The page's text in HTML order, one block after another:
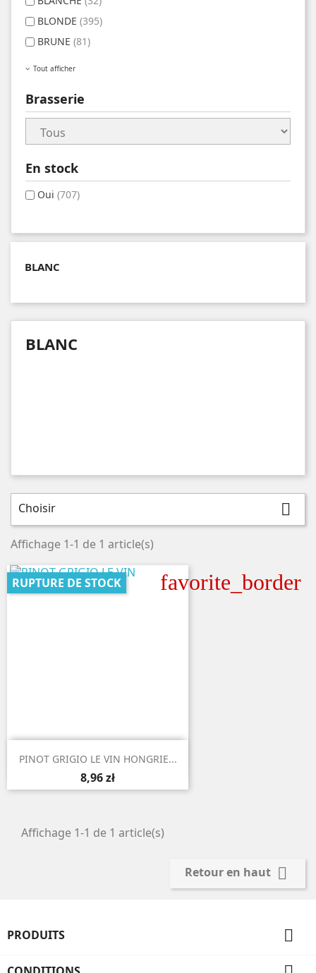
BLONDE (395)
BRUNE (81)
Tout afficher
Brasserie
En stock
Oui (707)
BLANC
BLANC
Choisir 
Affichage 1-1 de 1 article(s)
favorite_border
 Aperçu rapide
PINOT GRIGIO LE VIN HONGRIE...
8,96 zł
RUPTURE DE STOCK
Affichage 1-1 de 1 article(s)
Retour en haut 
PRODUITS 